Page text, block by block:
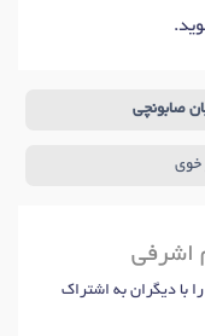
صابونچی
خوی
اشرفی
با دیگران به اشتراک